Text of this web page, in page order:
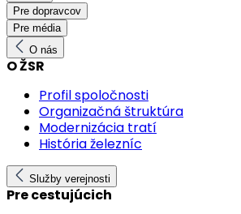
Pre dopravcov
Pre média
O nás
O ŽSR
Profil spoločnosti
Organizačná štruktúra
Modernizácia tratí
História železníc
Služby verejnosti
Pre cestujúcich